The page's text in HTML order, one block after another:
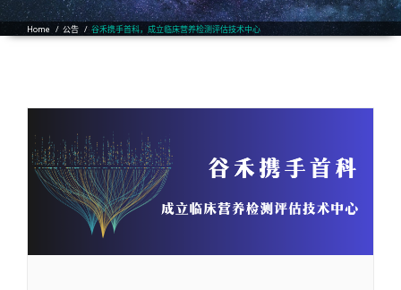
Home / 公告 / 谷禾携手首科，成立临床营养检测评估技术中心